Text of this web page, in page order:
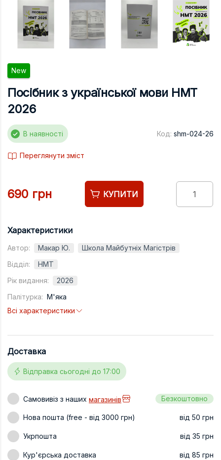
Підручники
Право
Соціологія
Хімія
Художня
Дизайн
New
Посібник з української мови НМТ
2026
В наявності
Переглянути зміст
Код: shm-024-26
690 грн КУПИТИ
Характеристики
Автор: Макар Ю.
Школа Майбутніх Магістрів
Відділ:
НМТ
Рік видання:
2026
Палітурка: М'яка
Всі характеристики
Доставка
Відправка сьогодні до 17:00
Самовивіз з наших магазинів Безкоштовно
Нова пошта (free - від 3000 грн) від 50 грн
Укрпошта від 35 грн
Кур'єрська доставка від 85 грн